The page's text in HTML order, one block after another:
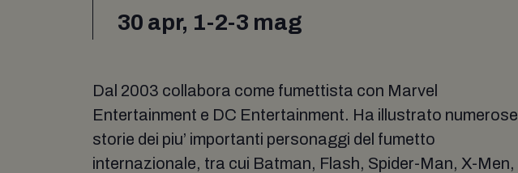
30 apr, 1-2-3 mag
Dal 2003 collabora come fumettista con Marvel
Entertainment e DC Entertainment. Ha illustrato numerose
storie dei piu’ importanti personaggi del fumetto
internazionale, tra cui Batman, Flash, Spider-Man, X-Men,